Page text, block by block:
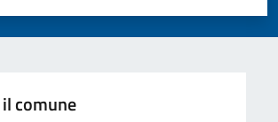
5 stelle su 5
4 stelle su 5
su 5
su 5
5
comune